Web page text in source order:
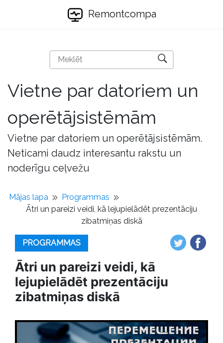
Remontcompa
Vietne par datoriem un
operētājsistēmām
Vietne par datoriem un operētājsistēmām.
Neticami daudz interesantu rakstu un
noderīgu ceļvežu
Mājas lapa
Programmas
Ātri un pareizi veidi, kā lejupielādēt prezentāciju
zibatmiņas diskā
PROGRAMMAS
Ātri un pareizi veidi, kā
lejupielādēt prezentāciju
zibatmiņas diskā